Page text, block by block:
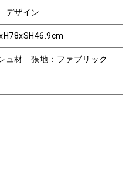
デザイン
ュ材 張地：ファブリック